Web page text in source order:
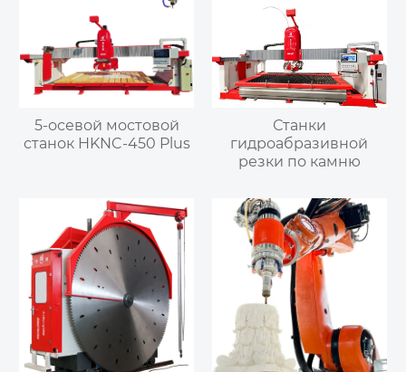
5-осевой мостовой
станок HKNC-450 Plus
Станки
гидроабразивной
резки по камню